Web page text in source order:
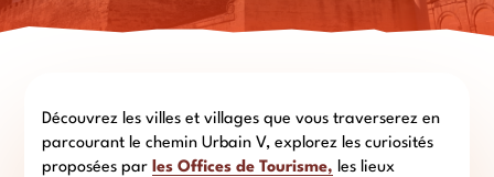
Découvrez les villes et villages que vous traverserez en
parcourant le chemin Urbain V, explorez les curiosités
proposées par les Offices de Tourisme, les lieux